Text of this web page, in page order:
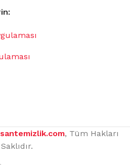
, Tüm Hakları
Saklıdır.